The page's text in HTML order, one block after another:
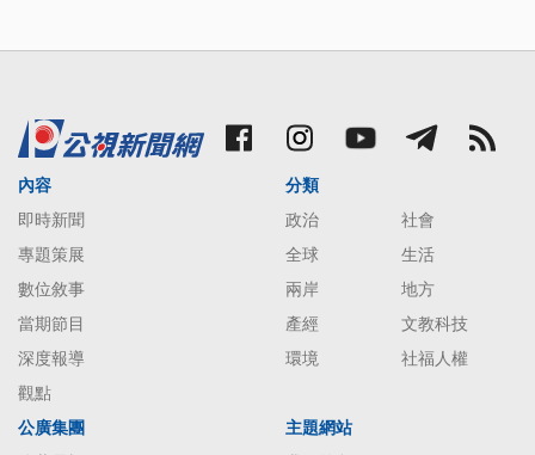
內容
即時新聞
專題策展
數位敘事
當期節目
深度報導
觀點
分類
政治
社會
全球
生活
兩岸
地方
產經
文教科技
環境
社福人權
公廣集團
主題網站